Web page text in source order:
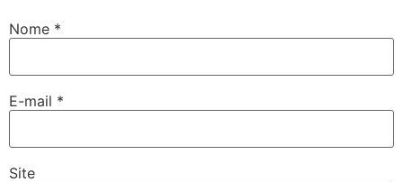
Nome *
E-mail *
Site